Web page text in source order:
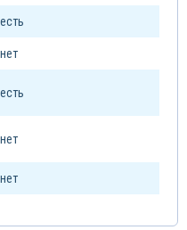
есть
нет
есть
нет
нет